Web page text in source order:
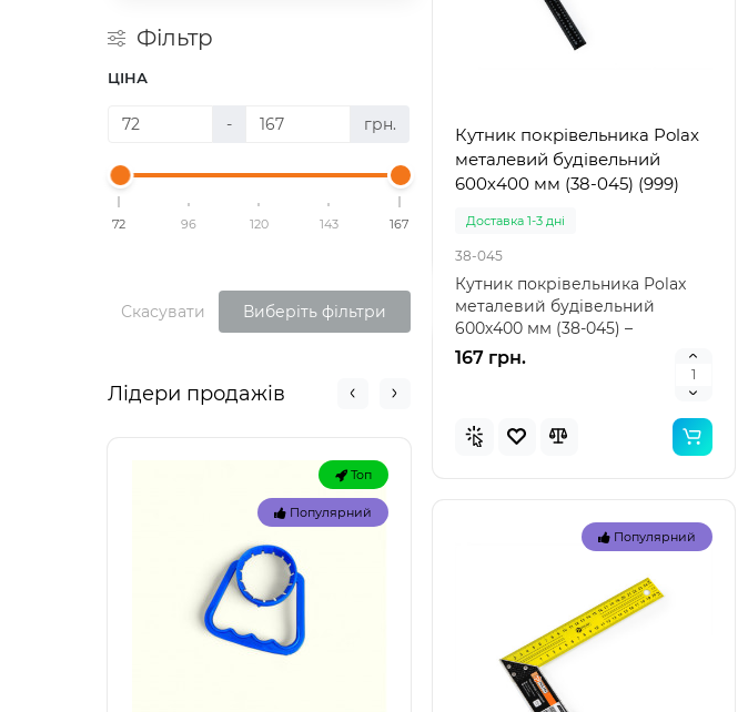
Фільтр
ЦІНА
- грн.
72 96 120 143 167
Скасувати Виберіть фільтри
Лідери продажів
Топ
Популярний
Кутник покрівельника Polax
металевий будівельний
600х400 мм (38-045) (999)
Доставка 1-3 дні
38-045
Кутник покрівельника Polax
металевий будівельний
600х400 мм (38-045) –
надійний інструмент для
профе..
167 грн.
Популярний